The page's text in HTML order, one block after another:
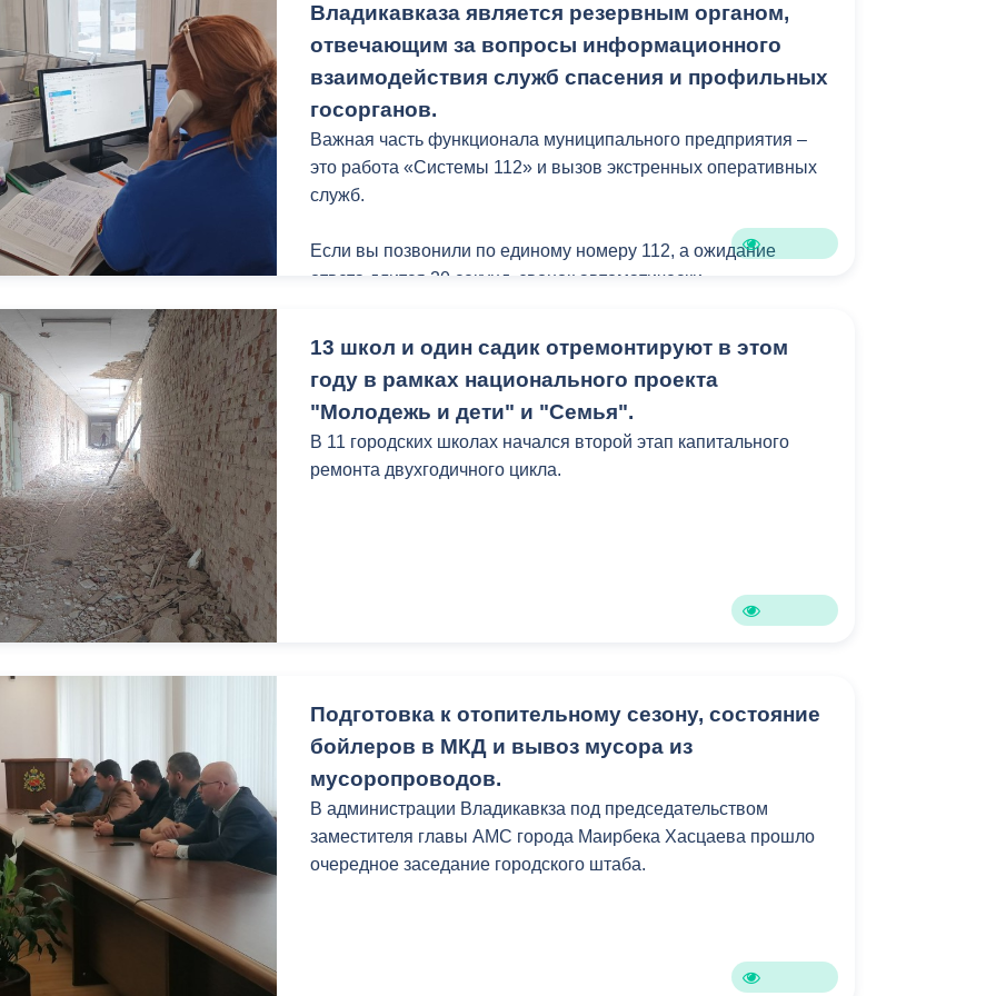
Мы гордимся этим фестивалем, дорожим им. Спасибо всем,
кто рядом с нами все эти годы!» — добавила Ходова.
Особую благодарность администрация города выразила
дирижёру-пианисту, профессору МГК имени П.И. Чайковского
Константину Маслюку за то, что на протяжении всех семи
фестивалей он приезжает во Владикавказ.
Владикавказа является резервным органом,
отвечающим за вопросы информационного
взаимодействия служб спасения и профильных
госорганов.
Важная часть функционала муниципального предприятия –
это работа «Системы 112» и вызов экстренных оперативных
служб.
Если вы позвонили по единому номеру 112, а ожидание
ответа длится 20 секунд, звонок автоматически
13 школ и один садик отремонтируют в этом
году в рамках национального проекта
"Молодежь и дети" и "Семья".
В 11 городских школах начался второй этап капитального
ремонта двухгодичного цикла.
Подготовка к отопительному сезону, состояние
бойлеров в МКД и вывоз мусора из
мусоропроводов.
В администрации Владикавкза под председательством
заместителя главы АМС города Маирбека Хасцаева прошло
очередное заседание городского штаба.